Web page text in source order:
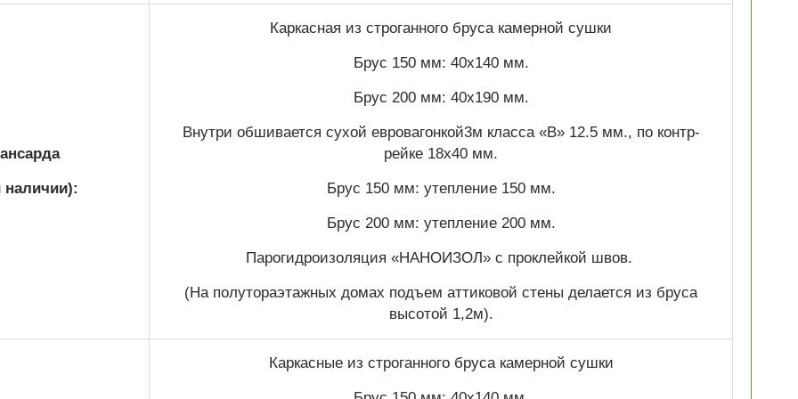
наличии):
Каркасная из строганного бруса камерной сушки
Брус 150 мм: 40х140 мм.
Брус 200 мм: 40х190 мм.
Внутри обшивается сухой евровагонкой3м класса «В» 12.5 мм., по контр-
рейке 18х40 мм.
Брус 150 мм: утепление 150 мм.
Брус 200 мм: утепление 200 мм.
Парогидроизоляция «НАНОИЗОЛ» с проклейкой швов.
(На полутораэтажных домах подъем аттиковой стены делается из бруса
высотой 1,2м).
Каркасные из строганного бруса камерной сушки